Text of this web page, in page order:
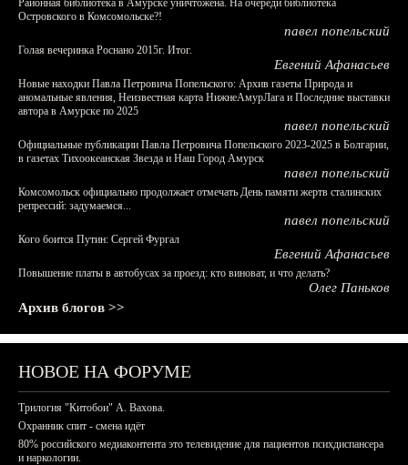
Районная библиотека в Амурске уничтожена. На очереди библиотека
Островского в Комсомольске?!
павел попельский
Голая вечеринка Роснано 2015г. Итог.
Евгений Афанасьев
Новые находки Павла Петровича Попельского: Архив газеты Природа и
аномальные явления, Неизвестная карта НижнеАмурЛага и Последние выставки
автора в Амурске по 2025
павел попельский
Официальные публикации Павла Петровича Попельского 2023-2025 в Болгарии,
в газетах Тихоокеанская Звезда и Наш Город Амурск
павел попельский
Комсомольск официально продолжает отмечать День памяти жертв сталинских
репрессий: задумаемся...
павел попельский
Кого боится Путин: Сергей Фургал
Евгений Афанасьев
Повышение платы в автобусах за проезд: кто виноват, и что делать?
Олег Паньков
Архив блогов >>
НОВОЕ НА ФОРУМЕ
Трилогия "Китобои" А. Вахова.
Охранник спит - смена идёт
80% российского медиаконтента это телевидение для пациентов психдиспансера
и наркологии.